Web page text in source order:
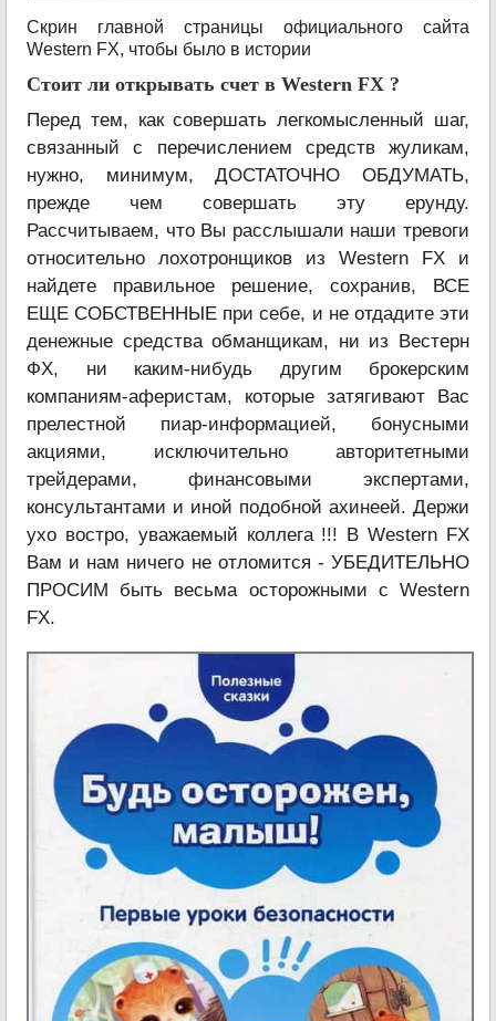
Скрин главной страницы официального сайта
Western FX, чтобы было в истории
Стоит ли открывать счет в Western FX ?
Перед тем, как совершать легкомысленный шаг,
связанный с перечислением средств жуликам,
нужно, минимум, ДОСТАТОЧНО ОБДУМАТЬ,
прежде чем совершать эту ерунду.
Рассчитываем, что Вы расслышали наши тревоги
относительно лохотронщиков из Western FX и
найдете правильное решение, сохранив, ВСЕ
ЕЩЕ СОБСТВЕННЫЕ при себе, и не отдадите эти
денежные средства обманщикам, ни из Вестерн
ФХ, ни каким-нибудь другим брокерским
компаниям-аферистам, которые затягивают Вас
прелестной пиар-информацией, бонусными
акциями, исключительно авторитетными
трейдерами, финансовыми экспертами,
консультантами и иной подобной ахинеей. Держи
ухо востро, уважаемый коллега !!! В Western FX
Вам и нам ничего не отломится - УБЕДИТЕЛЬНО
ПРОСИМ быть весьма осторожными с Western
FX.